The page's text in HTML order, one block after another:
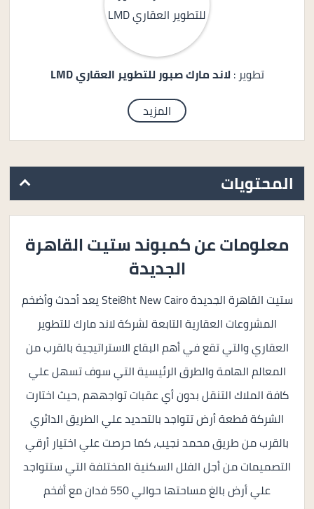
تطوير :لاند مارك صبور للتطوير العقاري LMD
المزيد
المحتويات
معلومات عن كمبوند ستيت القاهرة
الجديدة
ستيت القاهرة الجديدة Stei8ht New Cairo يعد أحدث وأضخم
المشروعات العقارية التابعة لشركة لاند مارك للتطوير
العقاري والتي تقع في أهم البقاع الاستراتيجية بالقرب من
المعالم الهامة والطرق الرئيسية التي سوف تسهل علي
كافة الملاك التنقل بدون أي عقبات تواجههم ،حيث اختارت
الشركة قطعة أرض تتواجد بالتحديد علي الطريق الدائري
بالقرب من طريق محمد نجيب، كما حرصت علي اختيار أرقي
التصميمات من أجل الفلل السكنية المختلفة التي ستتواجد
علي أرض بالغ مساحتها حوالي 550 فدان مع أفخم